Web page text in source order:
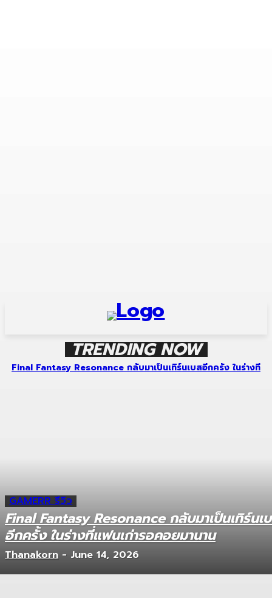
TRENDING NOW
Final Fantasy Resonance กลับมาเป็นเทิร์นเบสอีกครั้ง ในร่างที่
GAMERR รีวิว
Final Fantasy Resonance กลับมาเป็นเทิร์นเ
อีกครั้ง ในร่างที่แฟนเก่ารอคอยมานาน
Thanakorn - June 14, 2026